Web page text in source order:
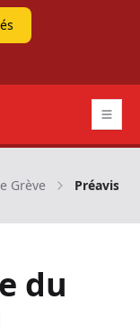
Grève Préavis
du